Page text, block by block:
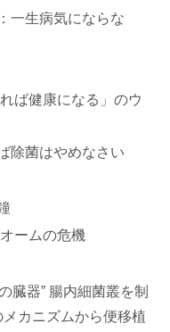
一生病気にならな
ば健康になる」のウ
除菌はやめなさい
ームの危機
臓器” 腸内細菌叢を制
カニズムから便移植